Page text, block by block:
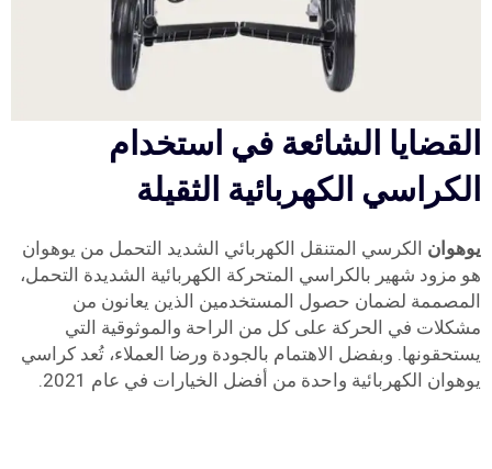
القضايا الشائعة في استخدام
الكراسي الكهربائية الثقيلة
يوهوان الكرسي المتنقل الكهربائي الشديد التحمل من يوهوان
هو مزود شهير بالكراسي المتحركة الكهربائية الشديدة التحمل،
المصممة لضمان حصول المستخدمين الذين يعانون من
مشكلات في الحركة على كل من الراحة والموثوقية التي
يستحقونها. وبفضل الاهتمام بالجودة ورضا العملاء، تُعد كراسي
يوهوان الكهربائية واحدة من أفضل الخيارات في عام 2021.